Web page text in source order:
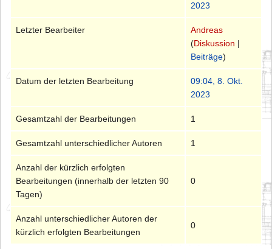
2023
Letzter Bearbeiter
Andreas
(Diskussion |
Beiträge)
Datum der letzten Bearbeitung
09:04, 8. Okt.
2023
Gesamtzahl der Bearbeitungen 1
Gesamtzahl unterschiedlicher Autoren 1
Anzahl der kürzlich erfolgten
Bearbeitungen (innerhalb der letzten 90
Tagen)
0
Anzahl unterschiedlicher Autoren der
kürzlich erfolgten Bearbeitungen
0